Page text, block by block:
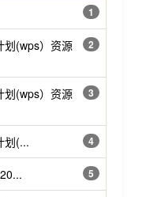
1
2
划(wps）资源
3
划(wps）资源
4
划(...
5